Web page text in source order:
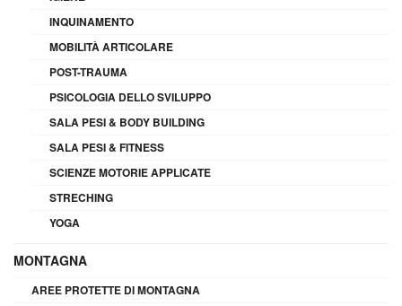
INQUINAMENTO
MOBILITÀ ARTICOLARE
POST-TRAUMA
PSICOLOGIA DELLO SVILUPPO
SALA PESI & BODY BUILDING
SALA PESI & FITNESS
SCIENZE MOTORIE APPLICATE
STRECHING
YOGA
MONTAGNA
AREE PROTETTE DI MONTAGNA